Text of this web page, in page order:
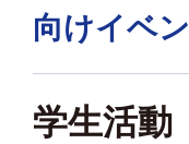
向けイベ
学生活動